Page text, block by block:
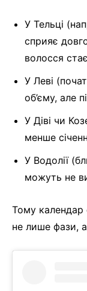
У Тельці
сприяє
волосся
У Леві
об’єму, але
У Діві чи
менше
У Водолії
можуть не
Тому
не лише фази,